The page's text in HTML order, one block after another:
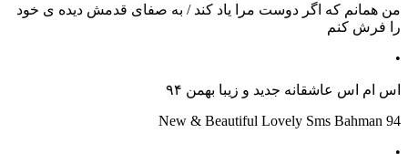
من همانم که اگر دوست مرا یاد کند / به صفای قدمش دیده ی خود
را فرش کنم
•
اس ام اس عاشقانه جدید و زیبا بهمن ۹۴
New & Beautiful Lovely Sms Bahman 94